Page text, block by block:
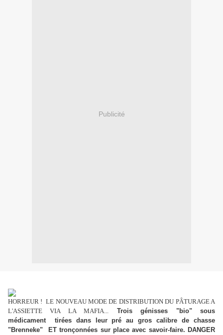
Publicité
HORREUR ! LE NOUVEAU MODE DE DISTRIBUTION DU PÂTURAGE A
L'ASSIETTE VIA LA MAFIA...
Trois génisses "bio" sous
médicament tirées dans leur pré au gros calibre de chasse
"Brenneke" ET tronçonnées sur place avec savoir-faire. DANGER